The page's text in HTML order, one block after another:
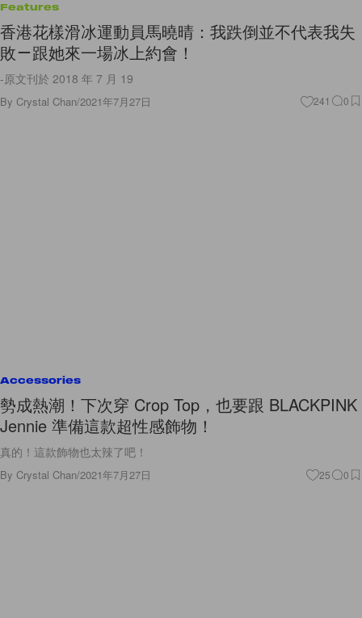
Features
香港花樣滑冰運動員馬曉晴：我跌倒並不代表我失
敗－跟她來一場冰上約會！
-原文刊於 2018 年 7 月 19
By Crystal Chan/2021年7月27日 241 0
Accessories
勢成熱潮！下次穿 Crop Top，也要跟 BLACKPINK
Jennie 準備這款超性感飾物！
真的！這款飾物也太辣了吧！
By Crystal Chan/2021年7月27日 25 0